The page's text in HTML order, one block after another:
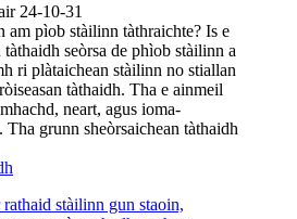
24-10-31
am pìob stàilinn tàthraichte? Is e
tàthaidh seòrsa de phìob stàilinn a
ri plàtaichean stàilinn no stiallan
tàthaidh. Tha e ainmeil
neart, agus ioma-
Tha grunn sheòrsaichean tàthaidh